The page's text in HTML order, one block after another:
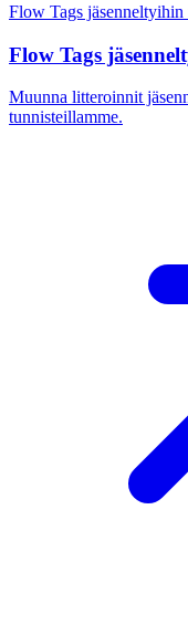
Flow Tags
Flow Tags
Muunna litteroinnit
tunnisteillamme.